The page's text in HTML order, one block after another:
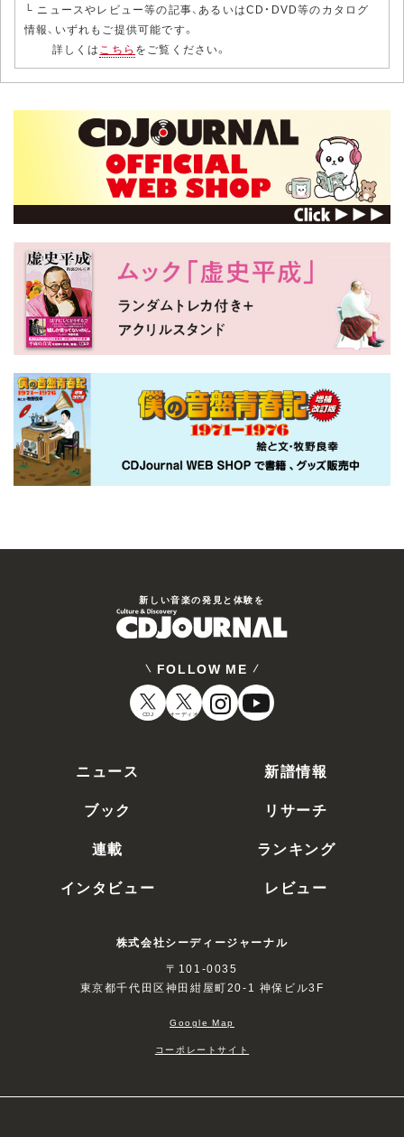
└ ニュースやレビュー等の記事、あるいはCD・DVD等のカタログ
情報、いずれもご提供可能です。
詳しくはこちら をご覧ください。
新しい⾳楽の発⾒と体験を
FOLLOW ME
CDJ オーディオ
ニュース
新譜情報
ブック
リサーチ
連載
ランキング
インタビュー
レビュー
株式会社シーディージャーナル
〒101-0035
東京都千代田区神田紺屋町20-1 神保ビル3F
Google Map
コーポレートサイト